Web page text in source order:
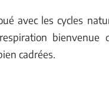
avec les cycles
bienvenue
cadrées.